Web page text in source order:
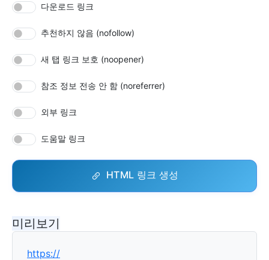
다운로드 링크
추천하지 않음 (nofollow)
새 탭 링크 보호 (noopener)
참조 정보 전송 안 함 (noreferrer)
외부 링크
도움말 링크
HTML 링크 생성
미리보기
https://